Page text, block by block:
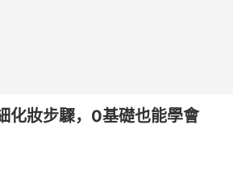
化妝步驟，0基礎也能學會